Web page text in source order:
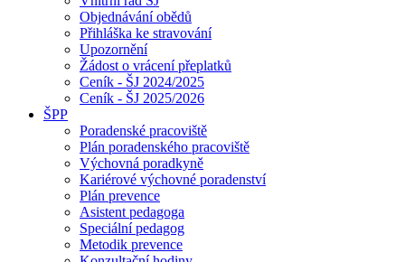
Objednávání obědů
Přihláška ke stravování
Upozornění
Žádost o vrácení přeplatků
Ceník - ŠJ 2024/2025
Ceník - ŠJ 2025/2026
ŠPP
Poradenské pracoviště
Plán poradenského pracoviště
Výchovná poradkyně
Kariérové výchovné poradenství
Plán prevence
Asistent pedagoga
Speciální pedagog
Metodik prevence